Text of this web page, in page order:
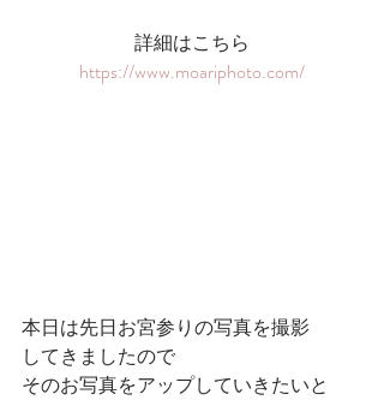
詳細はこちら
https://www.moariphoto.com/
本日は先日お宮参りの写真を撮影
してきましたので
そのお写真をアップしていきたいと